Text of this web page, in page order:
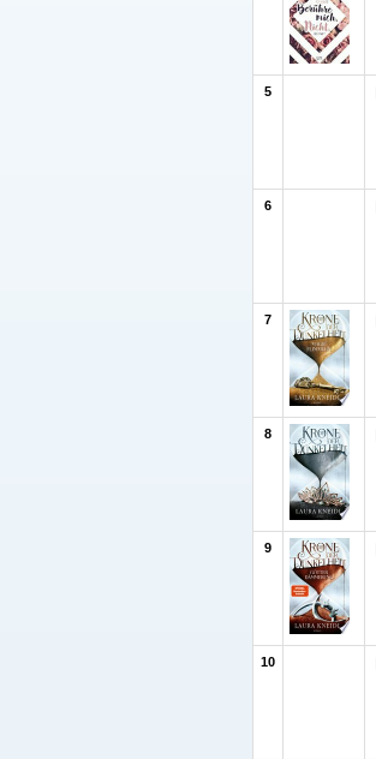
5
6
7
8
9
10